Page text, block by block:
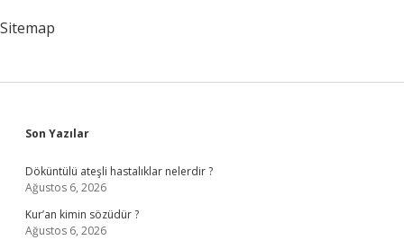
Sitemap
Sidebar
Son Yazılar
Döküntülü ateşli hastalıklar nelerdir ?
Ağustos 6, 2026
Kur’an kimin sözüdür ?
Ağustos 6, 2026